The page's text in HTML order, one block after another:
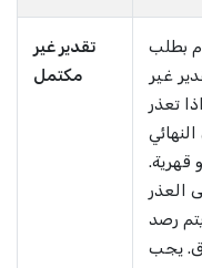
تقدير غير
مكتمل
بطلب
غير
تعذر
العذر
رصد
يجب